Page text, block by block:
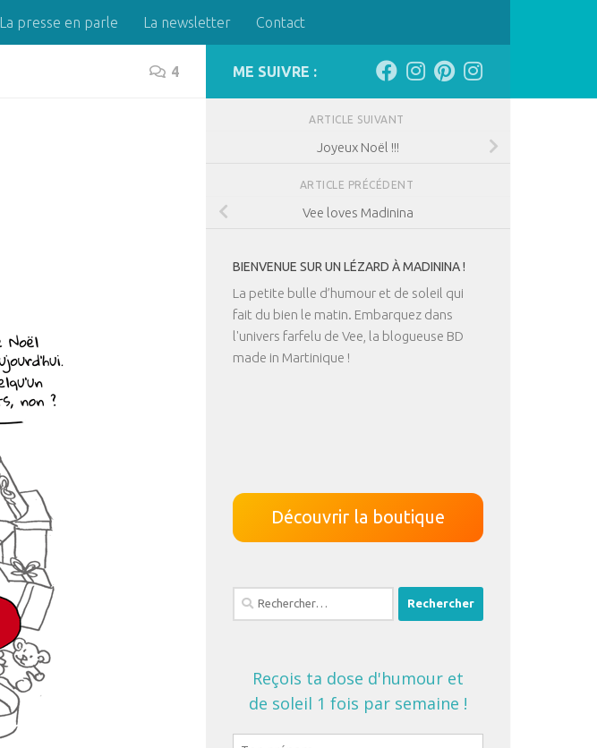
La presse en parle La newsletter Contact
4 ME SUIVRE :
ARTICLE SUIVANT
Joyeux Noël !!!
ARTICLE PRÉCÉDENT
Vee loves Madinina
BIENVENUE SUR UN LÉZARD À MADININA !
La petite bulle d’humour et de soleil qui
fait du bien le matin. Embarquez dans
l'univers farfelu de Vee, la blogueuse BD
made in Martinique !
Découvrir la boutique
Rechercher :